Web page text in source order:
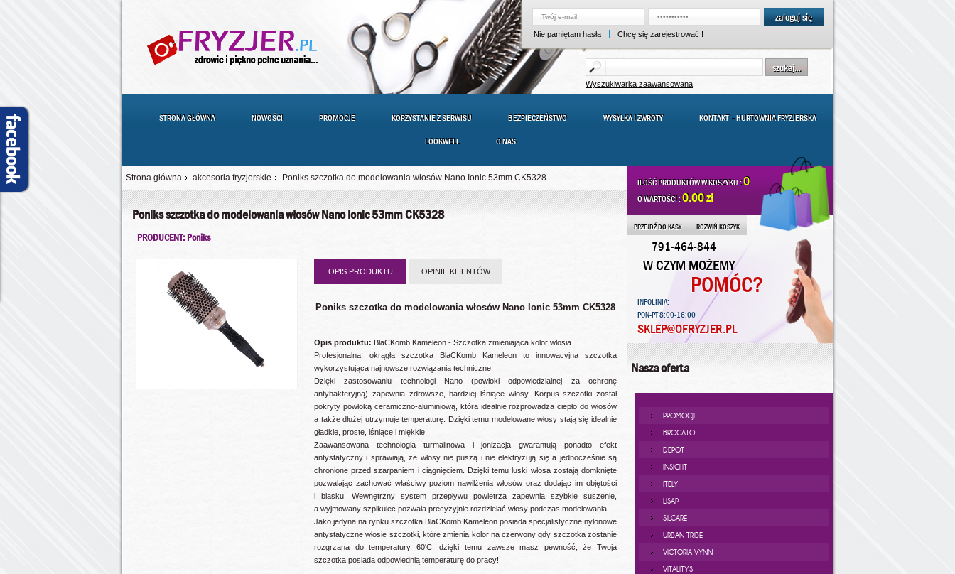
zaloguj się
Nie pamiętam hasła Chcę się zarejestrować !
szukaj...
Wyszukiwarka zaawansowana
STRONA GŁÓWNA NOWOŚCI PROMOCJE KORZYSTANIE Z SERWISU BEZPIECZEŃSTWO WYSYŁKA I ZWROTY KONTAKT – HURTOWNIA FRYZJERSKA
LOOKWELL O NAS
Strona główna akcesoria fryzjerskie Poniks szczotka do modelowania włosów Nano Ionic 53mm CK5328
Poniks szczotka do modelowania włosów Nano Ionic 53mm CK5328
PRODUCENT: Poniks
OPIS PRODUKTU OPINIE KLIENTÓW
Poniks szczotka do modelowania włosów Nano Ionic 53mm CK5328
Opis produktu: BlaCKomb Kameleon - Szczotka zmieniająca kolor włosia.
Profesjonalna, okrągła szczotka BlaCKomb Kameleon to innowacyjna szczotka
wykorzystująca najnowsze rozwiązania techniczne.
Dzięki zastosowaniu technologi Nano (powłoki odpowiedzialnej za ochronę
antybakteryjną) zapewnia zdrowsze, bardziej lśniące włosy. Korpus szczotki został
pokryty powłoką ceramiczno-aluminiową, która idealnie rozprowadza ciepło do włosów
a także dłużej utrzymuje temperaturę. Dzięki temu modelowane włosy stają się idealnie
gładkie, proste, lśniące i miękkie.
Zaawansowana technologia turmalinowa i jonizacja gwarantują ponadto efekt
antystatyczny i sprawiają, że włosy nie puszą i nie elektryzują się a jednocześnie są
chronione przed szarpaniem i ciągnięciem. Dzięki temu łuski włosa zostają domknięte
pozwalając zachować właściwy poziom nawilżenia włosów oraz dodając im objętości
i blasku. Wewnętrzny system przepływu powietrza zapewnia szybkie suszenie,
a wyjmowany szpikulec pozwala precyzyjnie rozdzielać włosy podczas modelowania.
Jako jedyna na rynku szczotka BlaCKomb Kameleon posiada specjalistyczne nylonowe
antystatyczne włosie szczotki, które zmienia kolor na czerwony gdy szczotka zostanie
rozgrzana do temperatury 60'C, dzięki temu zawsze masz pewność, że Twoja
szczotka posiada odpowiednią temperaturę do pracy!
ILOŚĆ PRODUKTÓW W KOSZYKU :0
O WARTOŚCI :0.00 zł
PRZEJDŹ DO KASY ROZWIŃ KOSZYK
W CZYM MOŻEMY
POMÓC?
INFOLINIA:
791-464-844
PON-PT 8:00-16:00
SKLEP@OFRYZJER.PL
Nasza oferta
PROMOCJE
BROCATO
DEPOT
INSIGHT
ITELY
LISAP
SILCARE
URBAN TRIBE
VICTORIA VYNN
VITALITY'S